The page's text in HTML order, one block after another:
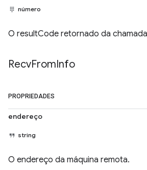
número
O resultCode retornado da
RecvFromInfo
PROPRIEDADES
endereço
string
O endereço da máquina remota.